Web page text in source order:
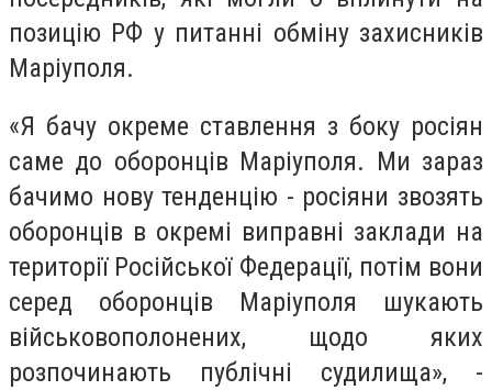
позицію РФ у питанні обміну захисників
Маріуполя.
«Я бачу окреме ставлення з боку росіян
саме до оборонців Маріуполя. Ми зараз
бачимо нову тенденцію - росіяни звозять
оборонців в окремі виправні заклади на
території Російської Федерації, потім вони
серед оборонців Маріуполя шукають
військовополонених, щодо яких
розпочинають публічні судилища», -